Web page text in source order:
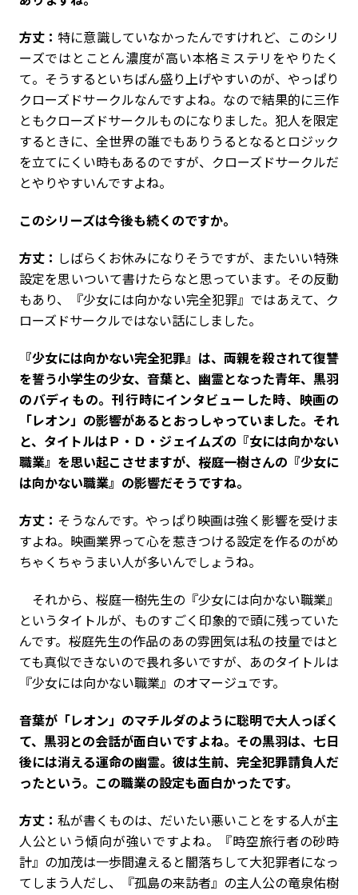
方丈： 特に意識していなかったんですけれど、このシリ
ーズではとことん濃度が高い本格ミステリをやりたく
て。そうするといちばん盛り上げやすいのが、やっぱり
クローズドサークルなんですよね。なので結果的に三作
ともクローズドサークルものになりました。犯人を限定
するときに、全世界の誰でもありうるとなるとロジック
を立てにくい時もあるのですが、クローズドサークルだ
とやりやすいんですよね。
――このシリーズは今後も続くのですか。
方丈： しばらくお休みになりそうですが、またいい特殊
設定を思いついて書けたらなと思っています。その反動
もあり、『少女には向かない完全犯罪』ではあえて、ク
ローズドサークルではない話にしました。
――『少女には向かない完全犯罪』は、両親を殺されて復讐
を誓う小学生の少女、音葉と、幽霊となった青年、黒羽
のバディもの。刊行時にインタビューした時、映画の
「レオン」の影響があるとおっしゃっていました。それ
と、タイトルはＰ・Ｄ・ジェイムズの『女には向かない
職業』を思い起こさせますが、桜庭一樹さんの『少女に
は向かない職業』の影響だそうですね。
方丈： そうなんです。やっぱり映画は強く影響を受けま
すよね。映画業界って心を惹きつける設定を作るのがめ
ちゃくちゃうまい人が多いんでしょうね。
それから、桜庭一樹先生の『少女には向かない職業』
というタイトルが、ものすごく印象的で頭に残っていた
んです。桜庭先生の作品のあの雰囲気は私の技量ではと
ても真似できないので畏れ多いですが、あのタイトルは
『少女には向かない職業』のオマージュです。
――音葉が「レオン」のマチルダのように聡明で大人っぽく
て、黒羽との会話が面白いですよね。その黒羽は、七日
後には消える運命の幽霊。彼は生前、完全犯罪請負人だ
ったという。この職業の設定も面白かったです。
方丈： 私が書くものは、だいたい悪いことをする人が主
人公という傾向が強いですよね。『時空旅行者の砂時
計』の加茂は一歩間違えると闇落ちして大犯罪者になっ
てしまう人だし、『孤島の来訪者』の主人公の竜泉佑樹